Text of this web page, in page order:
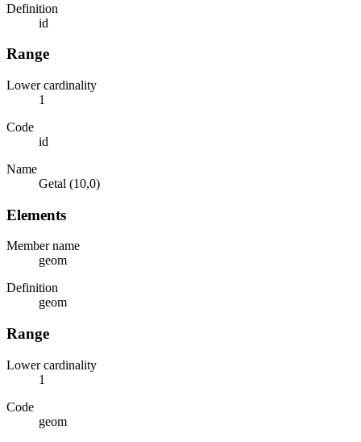
Definition
id
Range
Lower cardinality
1
Code
id
Name
Getal (10,0)
Elements
Member name
geom
Definition
geom
Range
Lower cardinality
1
Code
geom